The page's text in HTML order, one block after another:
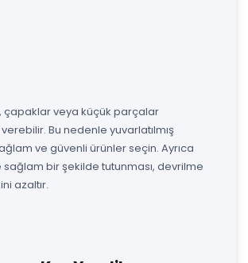
çapaklar veya küçük parçalar
Bu nedenle yuvarlatılmış
ve güvenli ürünler seçin. Ayrıca
bir şekilde tutunması, devrilme
azaltır.